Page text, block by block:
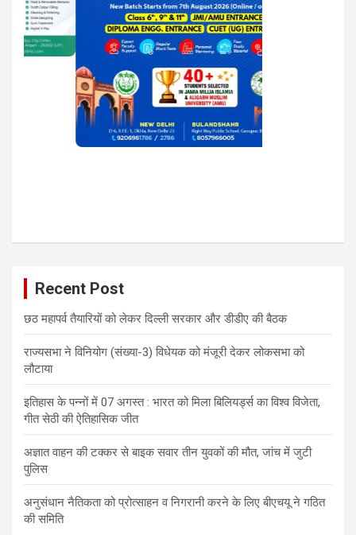
Recent Post
छठ महापर्व तैयारियों को लेकर दिल्ली सरकार और डीडीए की बैठक
राज्यसभा ने विनियोग (संख्या-3) विधेयक को मंजूरी देकर लोकसभा को
लौटाया
इतिहास के पन्नों में 07 अगस्त : भारत को मिला बिलियर्ड्स का विश्व विजेता,
गीत सेठी की ऐतिहासिक जीत
अज्ञात वाहन की टक्कर से बाइक सवार तीन युवकों की मौत, जांच में जुटी
पुलिस
अनुसंधान नैतिकता को प्रोत्साहन व निगरानी करने के लिए बीएचयू ने गठित
की समिति